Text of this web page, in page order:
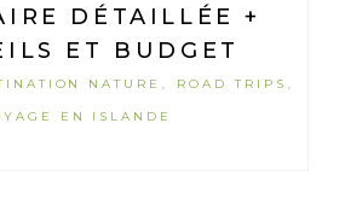
DÉTAILLÉE +
ET BUDGET
NATURE ROAD TRIPS
EN ISLANDE